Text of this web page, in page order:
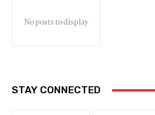
No posts to display
STAY CONNECTED